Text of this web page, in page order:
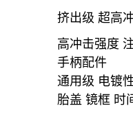
挤出级 超高
高冲击强度
手柄配件
通用级 电镀
胎盖 镜框 时